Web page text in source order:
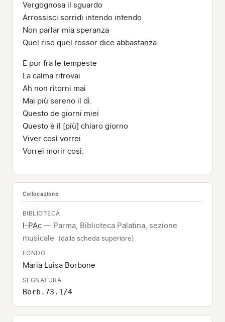
Vergognosa il sguardo
Arrossisci sorridi intendo intendo
Non parlar mia speranza
Quel riso quel rossor dice abbastanza.
E pur fra le tempeste
La calma ritrovai
Ah non ritorni mai
Mai più sereno il dì.
Questo de giorni miei
Questo è il [più] chiaro giorno
Viver così vorrei
Vorrei morir così.
Collocazione
BIBLIOTECA
I-PAc — Parma, Biblioteca Palatina, sezione
musicale
(dalla scheda superiore)
FONDO
Maria Luisa Borbone
SEGNATURA
Borb.73.1/4